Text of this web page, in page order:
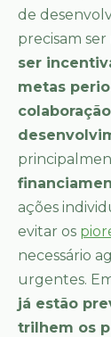
de
precisam ser
ser
metas
ações
evitar os
necessário
urgentes.
já estão
trilhem os